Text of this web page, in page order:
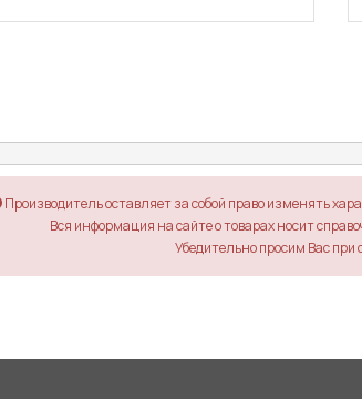
Производитель оставляет за собой право изменять
Вся информация на сайте о товарах носит
Убедительно просим Вас при